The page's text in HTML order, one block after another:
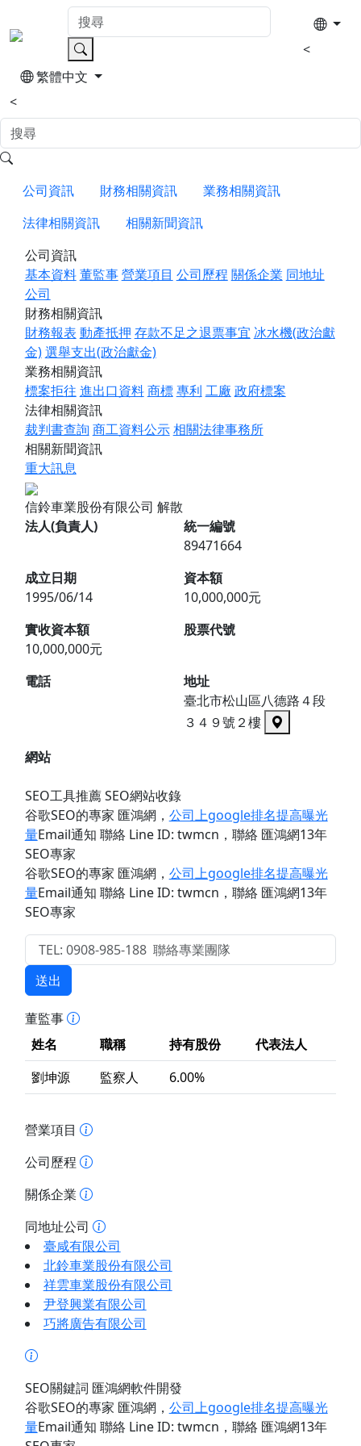
<
繁體中文
<
公司資訊 財務相關資訊
業務相關資訊
法律相關資訊
相關新聞資訊
公司資訊
基本資料董監事營業項目 公司歷程 關係企業 同地址
公司
財務相關資訊
財務報表 動產抵押 存款不足之退票事宜 冰水機(政治獻
金)選舉支出(政治獻金)
業務相關資訊
標案拒往 進出口資料商標專利 工廠 政府標案
法律相關資訊
裁判書查詢 商工資料公示相關法律事務所
相關新聞資訊
重大訊息
信鈴車業股份有限公司 解散
法人(負責人)
統一編號
89471664
成立日期
1995/06/14
資本額
10,000,000元
實收資本額
10,000,000元
股票代號
電話
地址
臺北市松山區八德路４段
３４９號２樓
網站
SEO工具推薦 SEO網站收錄
谷歌SEO的專家 匯鴻網 ， 公司上google排名提高曝光
量Email通知 聯絡 Line ID: twmcn ，聯絡 匯鴻網13年
SEO專家
谷歌SEO的專家 匯鴻網 ， 公司上google排名提高曝光
量Email通知 聯絡 Line ID: twmcn ，聯絡 匯鴻網13年
SEO專家
送出
董監事
姓名
職稱 持有股份
代表法人
劉坤源
監察人 6.00%
營業項目
公司歷程
關係企業
同地址公司
臺咸有限公司
北鈴車業股份有限公司
祥雲車業股份有限公司
尹登興業有限公司
巧將廣告有限公司
SEO關鍵詞 匯鴻網軟件開發
谷歌SEO的專家 匯鴻網 ， 公司上google排名提高曝光
量Email通知 聯絡 Line ID: twmcn ，聯絡 匯鴻網13年